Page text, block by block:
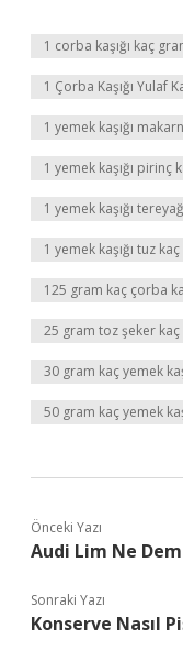
1 corba kaşığı kaç
1 Çorba Kaşığı Yulaf
1 yemek kaşığı
1 yemek kaşığı pirinç
1 yemek kaşığı
1 yemek kaşığı tuz
125 gram kaç çorba
25 gram toz şeker kaç
30 gram kaç yemek
50 gram kaç yemek
Önceki Yazı
Audi Lim Ne
Sonraki Yazı
Konserve Nasıl